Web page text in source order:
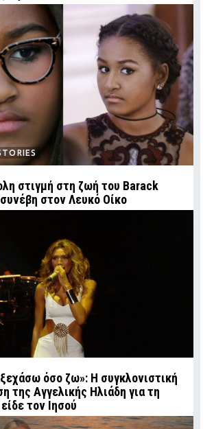
στιγμή στη ζωή του Barack
στον Λευκό Οίκο
όσο ζω»: Η συγκλονιστική
της Αγγελικής Ηλιάδη για τη
τον Ιησού